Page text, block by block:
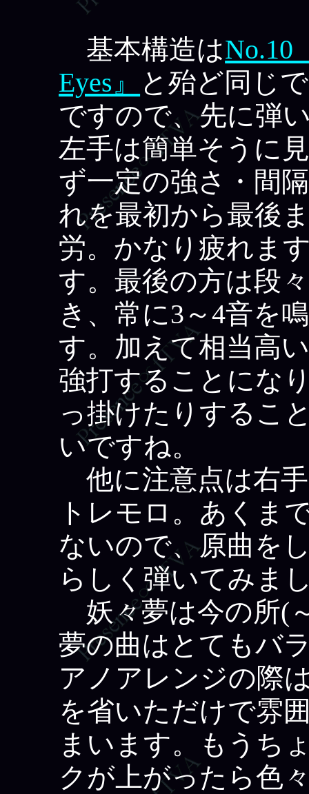
基本構造はNo.10
Eyes』
と殆ど同じ
ですので、先に弾
左手は簡単そうに
ず一定の強さ・間
れを最初から最後
労。かなり疲れま
す。最後の方は段
き、常に3～4音を
す。加えて相当高
強打することにな
っ掛けたりするこ
いですね。
他に注意点は右
トレモロ。あくま
ないので、原曲を
らしく弾いてみま
妖々夢は今の所(
夢の曲はとてもバ
アノアレンジの際
を省いただけで雰
まいます。もうち
クが上がったら色